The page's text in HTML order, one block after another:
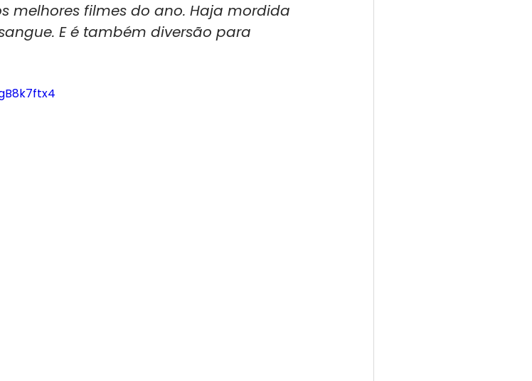
melhores filmes do ano. Haja mordida
E é também diversão para